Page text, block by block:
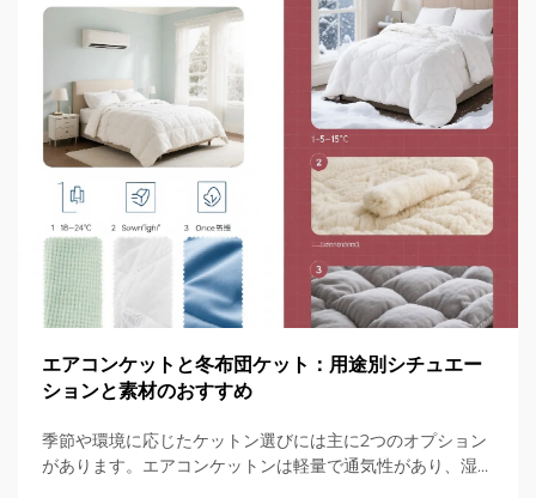
エアコンケットと冬布団ケット：用途別シチュエー
ションと素材のおすすめ
季節や環境に応じたケットン選びには主に2つのオプション
があります。エアコンケットンは軽量で通気性があり、湿気